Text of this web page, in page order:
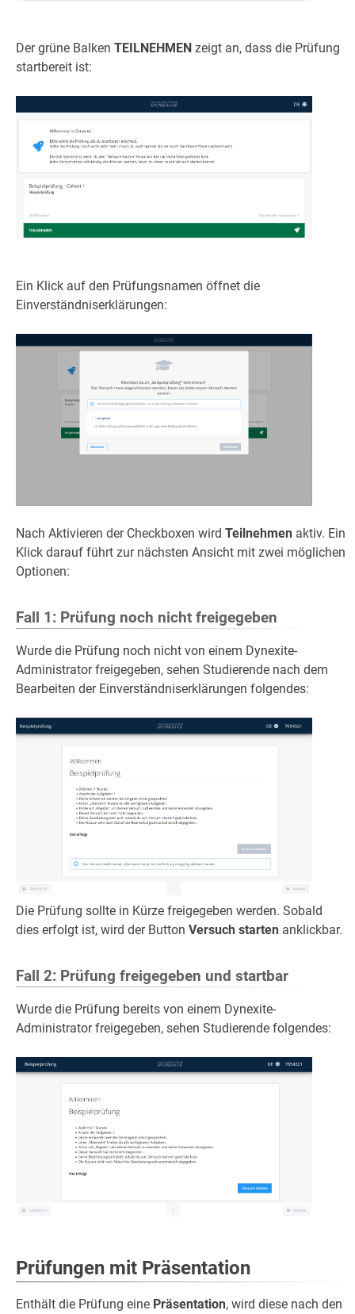
Der grüne Balken TEILNEHMEN zeigt an, dass die Prüfung
startbereit ist:
Ein Klick auf den Prüfungsnamen öffnet die
Einverständniserklärungen:
Nach Aktivieren der Checkboxen wird Teilnehmen aktiv. Ein
Klick darauf führt zur nächsten Ansicht mit zwei möglichen
Optionen:
Fall 1: Prüfung noch nicht freigegeben
Wurde die Prüfung noch nicht von einem Dynexite-
Administrator freigegeben, sehen Studierende nach dem
Bearbeiten der Einverständniserklärungen folgendes:
Die Prüfung sollte in Kürze freigegeben werden. Sobald
dies erfolgt ist, wird der Button Versuch starten anklickbar.
Fall 2: Prüfung freigegeben und startbar
Wurde die Prüfung bereits von einem Dynexite-
Administrator freigegeben, sehen Studierende folgendes:
Prüfungen mit Präsentation
Enthält die Prüfung eine Präsentation, wird diese nach den